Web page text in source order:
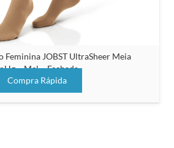
Feminina JOBST UltraSheer Meia
– Mel – Fechada
O
Compra Rápida